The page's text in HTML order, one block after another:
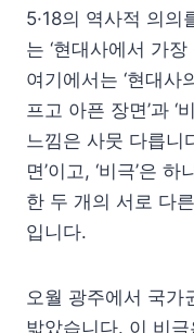
5·18의 역사적 의의
는 ‘현대사에서 가
여기에서는 ‘현대사
프고 아픈 장면’과 ‘
느낌은 사뭇 다릅니
면’이고, ‘비극’은
한 두 개의 서로 다
입니다.
오월 광주에서 국가
밟았습니다. 이 비